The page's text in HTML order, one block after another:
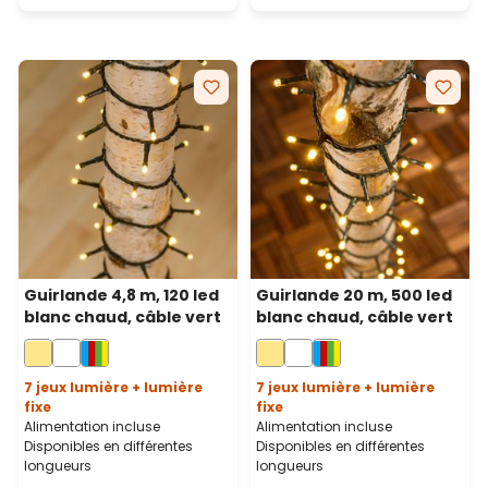
Guirlande 4,8 m, 120 led
blanc chaud, câble vert
7 jeux lumière + lumière
fixe
Alimentation incluse
Disponibles en différentes
longueurs
Guirlande 20 m, 500 led
blanc chaud, câble vert
7 jeux lumière + lumière
fixe
Alimentation incluse
Disponibles en différentes
longueurs